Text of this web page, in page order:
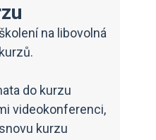
na libovolná
do kurzu
videokonferenci,
kurzu